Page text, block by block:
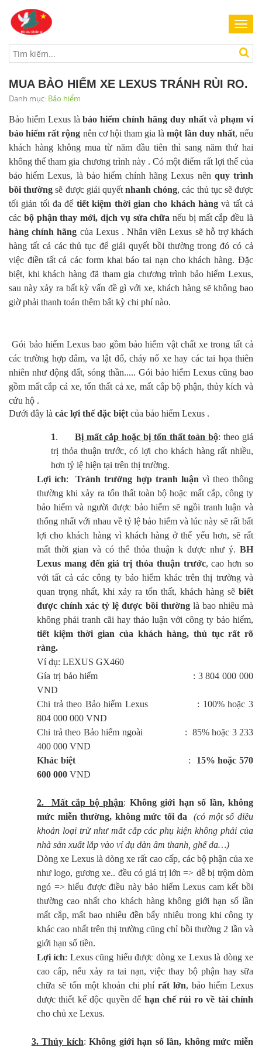
MUA BẢO HIỂM XE LEXUS TRÁNH RỦI RO.
Danh mục: Bảo hiểm
Bảo hiểm Lexus làbảo hiểm chính hãng duy nhấtvàphạm vi
bảo hiểm rất rộng nên cơ hội tham gia làmột lần duy nhất, nếu
khách hàng không mua từ năm đầu tiên thì sang năm thứ hai
không thể tham gia chương trình này . Có một điểm rất lợi thế của
bảo hiểm Lexus, là bảo hiểm chính hãng Lexus nên quy trình
bồi thường sẽ được giải quyếtnhanh chóng, các thủ tục sẽ được
tối giản tối đa để tiết kiệm thời gian cho khách hàngvà tất cả
các bộ phận thay mới, dịch vụ sửa chữa nếu bị mất cắp đều là
hàng chính hãng của Lexus . Nhân viên Lexus sẽ hỗ trợ khách
hàng tất cả các thủ tục để giải quyết bồi thường trong đó có cả
việc điền tất cả các form khai báo tai nạn cho khách hàng. Đặc
biệt, khi khách hàng đã tham gia chương trình bảo hiểm Lexus,
sau này xảy ra bất kỳ vấn đề gì với xe, khách hàng sẽ không bao
giờ phải thanh toán thêm bất kỳ chi phí nào.
Gói bảo hiểm Lexus bao gồm bảo hiểm vật chất xe trong tất cả
các trường hợp đâm, va lật đổ, cháy nổ xe hay các tai họa thiên
nhiên như động đất, sóng thần..... Gói bảo hiểm Lexus cũng bao
gồm mất cắp cả xe, tổn thất cả xe, mất cắp bộ phận, thủy kích và
cứu hộ .
Dưới đây là các lợi thế đặc biệt của bảo hiểm Lexus .
1.Bị mất cắp hoặc bị tổn thất toàn bộ: theo giá
trị thỏa thuận trước, có lợi cho khách hàng rất nhiều,
hơn tỷ lệ hiện tại trên thị trường.
Lợi ích:Tránh trường hợp tranh luận vì theo thông
thường khi xảy ra tổn thất toàn bộ hoặc mất cắp, công ty
bảo hiểm và người được bảo hiểm sẽ ngồi tranh luận và
thống nhất với nhau về tỷ lệ bảo hiểm và lúc này sẽ rất bất
lợi cho khách hàng vì khách hàng ở thế yếu hơn, sẽ rất
mất thời gian và có thể thỏa thuận k được như ý. BH
Lexus mang đến giá trị thỏa thuận trước, cao hơn so
với tất cả các công ty bảo hiểm khác trên thị trường và
quan trọng nhất, khi xảy ra tổn thất, khách hàng sẽ biết
được chính xác tỷ lệ được bồi thườnglà bao nhiêu mà
không phải tranh cãi hay thảo luận với công ty bảo hiểm,
tiết kiệm thời gian của khách hàng, thủ tục rất rõ
ràng.
Ví dụ: LEXUS GX460
Gía trị bảo hiểm
: 3 804 000 000
VND
Chi trả theo Bảo hiểm Lexus : 100% hoặc 3
804 000 000 VND
Chi trả theo Bảo hiểm ngoài : 85% hoặc 3 233
400 000 VND
Khác biệt
: 15% hoặc 570
600 000 VND
2. Mất cắp bộ phận: Không giới hạn số lần, không
mức miễn thường, không mức tối đa (có một số điều
khoản loại trừ như mất cắp các phụ kiện không phải của
nhà sản xuất lắp vào ví dụ dàn âm thanh, ghế da…)
Dòng xe Lexus là dòng xe rất cao cấp, các bộ phận của xe
như logo, gương xe.. đều có giá trị lớn => dễ bị trộm dòm
ngó => hiểu được điều này bảo hiểm Lexus cam kết bồi
thường cao nhất cho khách hàng không giới hạn số lần
mất cắp, mất bao nhiêu đền bấy nhiêu trong khi công ty
khác cao nhất trên thị trường cũng chỉ bồi thường 2 lần và
giới hạn số tiền.
Lợi ích: Lexus cũng hiểu được dòng xe Lexus là dòng xe
cao cấp, nếu xảy ra tai nạn, việc thay bộ phận hay sữa
chữa sẽ tốn một khoản chi phírất lớn, bảo hiểm Lexus
được thiết kế độc quyền để hạn chế rủi ro về tài chính
cho chủ xe Lexus.
3. Thủy kích:Không giới hạn số lần, không mức miễn